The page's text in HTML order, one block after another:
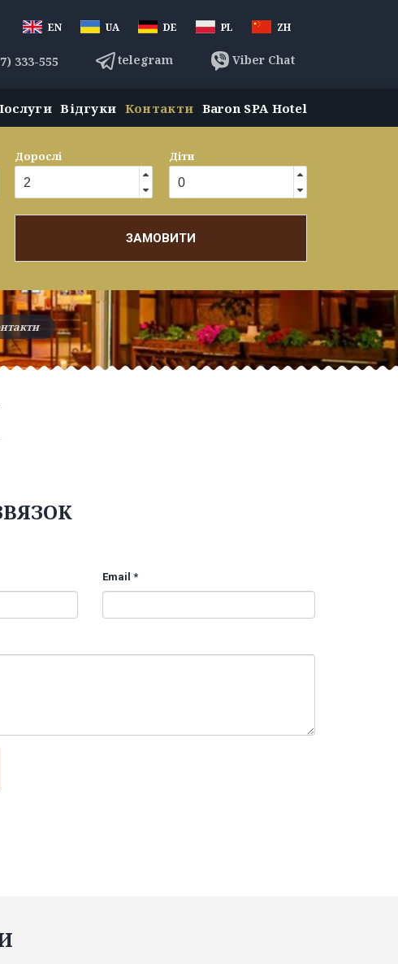
EN UA DE PL ZH
333-555 telegram Viber Chat
Відгуки Контакти Baron SPA Hotel
Дорослі Діти
ЗАМОВИТИ
Email *